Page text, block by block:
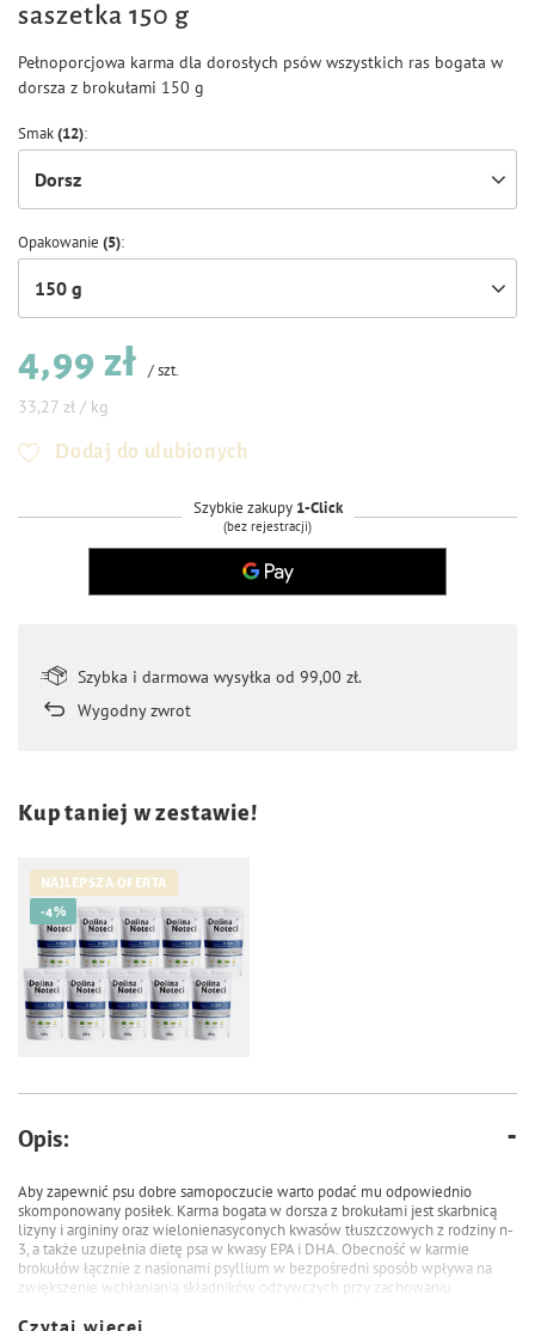
saszetka 150 g
Pełnoporcjowa karma dla dorosłych psów wszystkich ras bogata w
dorsza z brokułami 150 g
Smak(12)
Dorsz
Opakowanie (5)
150 g
4,99 zł /szt.
33,27 zł / kg
Dodaj do ulubionych
Szybkie zakupy 1-Click
(bez rejestracji)
Szybka i darmowa wysyłka od 99,00 zł.
Wygodny zwrot
Kup taniej w zestawie!
NAJLEPSZA OFERTA
-4%
Noteci Premium bogata w dorsza
z brokułami zestaw 10 x 150 g
Opis:
Aby zapewnić psu dobre samopoczucie warto podać mu odpowiednio
skomponowany posiłek. Karma bogata w dorsza z brokułami jest skarbnicą
lizyny i argininy oraz wielonienasyconych kwasów tłuszczowych z rodziny n-
3, a także uzupełnia dietę psa w kwasy EPA i DHA. Obecność w karmie
brokułów łącznie z nasionami psyllium w bezpośredni sposób wpływa na
zwiększenie wchłaniania składników odżywczych przy zachowaniu
rękach!
Czytaj więcej